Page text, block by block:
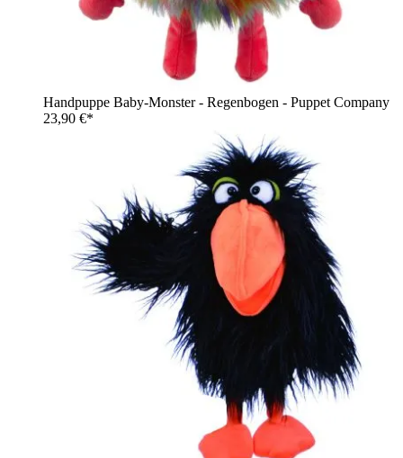
Handpuppe Baby-Monster - Regenbogen - Puppet Company
23,90 €*